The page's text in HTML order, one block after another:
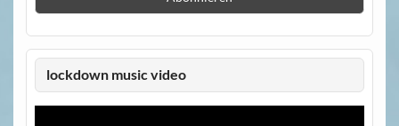
lockdown music video
Video-